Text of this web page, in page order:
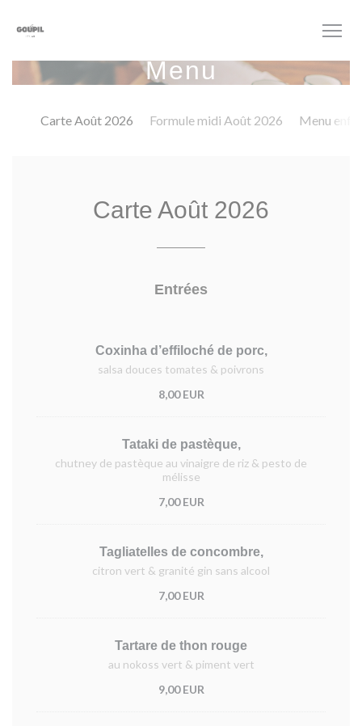
Menu
Carte Août 2026 Formule midi Août 2026 Menu
Carte Août 2026
Entrées
Coxinha d’effiloché de porc,
salsa douces tomates & poivrons
8,00 EUR
Tataki de pastèque,
chutney de pastèque au vinaigre de riz & pesto de
mélisse
7,00 EUR
Tagliatelles de concombre,
citron vert & granité gin sans alcool
7,00 EUR
Tartare de thon rouge
au nokoss vert & piment vert
9,00 EUR